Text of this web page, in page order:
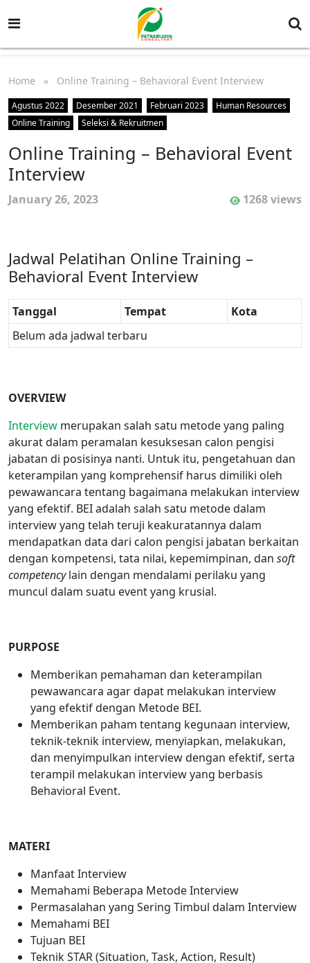
Home » Online Training – Behavioral Event Interview
Agustus 2022 Desember 2021 Februari 2023
Human Resources
Online Training
Seleksi & Rekruitmen
Online Training – Behavioral Event
Interview
January 26, 2023 1268 views
Jadwal Pelatihan Online Training –
Behavioral Event Interview
Tanggal Tempat
Kota
Belum ada jadwal terbaru
OVERVIEW
Interview merupakan salah satu metode yang paling
akurat dalam peramalan kesuksesan calon pengisi
jabatan di posisinya nanti. Untuk itu, pengetahuan dan
keterampilan yang komprehensif harus dimiliki oleh
pewawancara tentang bagaimana melakukan interview
yang efektif. BEI adalah salah satu metode dalam
interview yang telah teruji keakuratannya dalam
mendapatkan data dari calon pengisi jabatan berkaitan
dengan kompetensi, tata nilai, kepemimpinan, dan soft
competencylain dengan mendalami perilaku yang
muncul dalam suatu event yang krusial.
PURPOSE
Memberikan pemahaman dan keterampilan
pewawancara agar dapat melakukan interview
yang efektif dengan Metode BEI.
Memberikan paham tentang kegunaan interview,
teknik-teknik interview, menyiapkan, melakukan,
dan menyimpulkan interview dengan efektif, serta
terampil melakukan interview yang berbasis
Behavioral Event.
MATERI
Manfaat Interview
Memahami Beberapa Metode Interview
Permasalahan yang Sering Timbul dalam Interview
Memahami BEI
Tujuan BEI
Teknik STAR (Situation, Task, Action, Result)